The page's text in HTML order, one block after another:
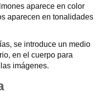
aparece en color
aparecen en tonalidades
se introduce un medio
en el cuerpo para
imágenes.